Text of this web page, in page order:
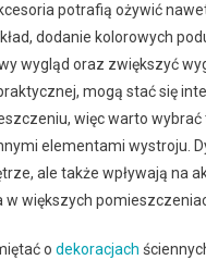
potrafią ożywić
dodanie kolorowych
wygląd oraz zwiększyć
mogą stać się
więc warto wybrać
elementami wystroju.
ale także wpływają na
w większych
o dekoracjach